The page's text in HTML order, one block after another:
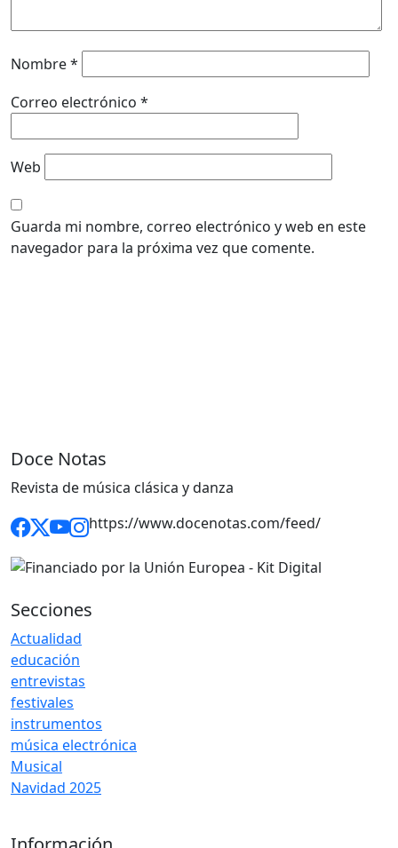
Nombre*
Correo electrónico *
Web
Guarda mi nombre, correo electrónico y web en este
navegador para la próxima vez que comente.
Doce Notas
Revista de música clásica y danza
https://www.docenotas.com/feed/
Secciones
Actualidad
educación
entrevistas
festivales
instrumentos
música electrónica
Musical
Navidad 2025